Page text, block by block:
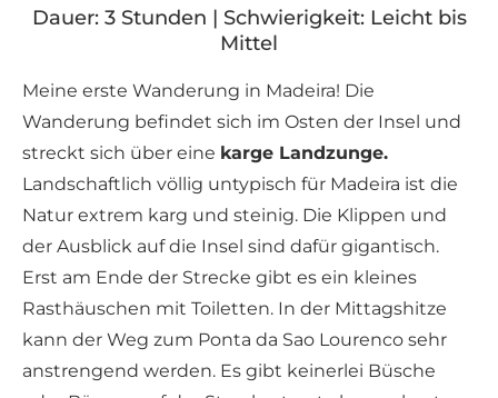
Dauer: 3 Stunden | Schwierigkeit: Leicht bis
Mittel
Meine erste Wanderung in Madeira! Die
Wanderung befindet sich im Osten der Insel und
streckt sich über eine karge Landzunge.
Landschaftlich völlig untypisch für Madeira ist die
Natur extrem karg und steinig. Die Klippen und
der Ausblick auf die Insel sind dafür gigantisch.
Erst am Ende der Strecke gibt es ein kleines
Rasthäuschen mit Toiletten. In der Mittagshitze
kann der Weg zum Ponta da Sao Lourenco sehr
anstrengend werden. Es gibt keinerlei Büsche